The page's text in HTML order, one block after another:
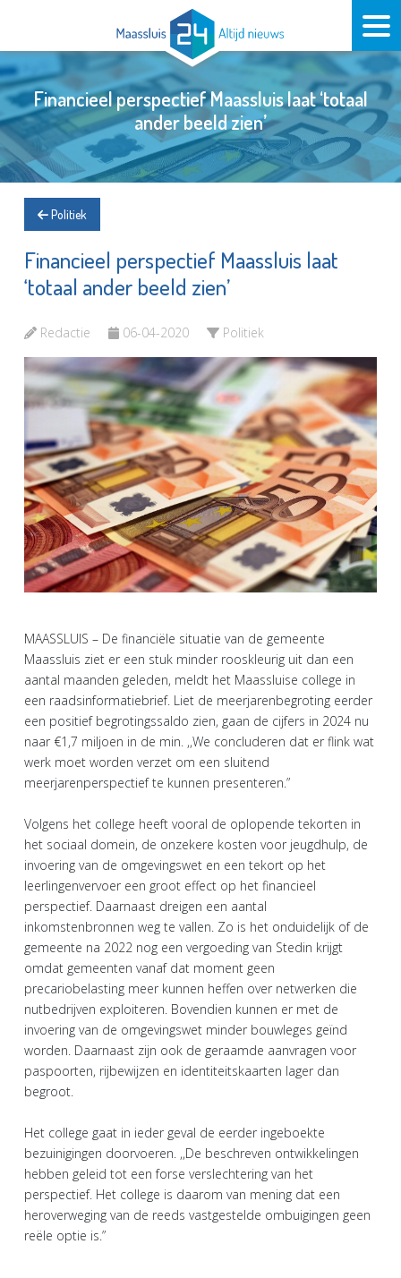
Financieel perspectief Maassluis laat ‘totaal
ander beeld zien’
Politiek
Financieel perspectief Maassluis laat
‘totaal ander beeld zien’
Redactie 06-04-2020 Politiek
MAASSLUIS – De financiële situatie van de gemeente
Maassluis ziet er een stuk minder rooskleurig uit dan een
aantal maanden geleden, meldt het Maassluise college in
een raadsinformatiebrief. Liet de meerjarenbegroting eerder
een positief begrotingssaldo zien, gaan de cijfers in 2024 nu
naar €1,7 miljoen in de min. ,,We concluderen dat er flink wat
werk moet worden verzet om een sluitend
meerjarenperspectief te kunnen presenteren.”
Volgens het college heeft vooral de oplopende tekorten in
het sociaal domein, de onzekere kosten voor jeugdhulp, de
invoering van de omgevingswet en een tekort op het
leerlingenvervoer een groot effect op het financieel
perspectief. Daarnaast dreigen een aantal
inkomstenbronnen weg te vallen. Zo is het onduidelijk of de
gemeente na 2022 nog een vergoeding van Stedin krijgt
omdat gemeenten vanaf dat moment geen
precariobelasting meer kunnen heffen over netwerken die
nutbedrijven exploiteren. Bovendien kunnen er met de
invoering van de omgevingswet minder bouwleges geïnd
worden. Daarnaast zijn ook de geraamde aanvragen voor
paspoorten, rijbewijzen en identiteitskaarten lager dan
begroot.
Het college gaat in ieder geval de eerder ingeboekte
bezuinigingen doorvoeren. ,,De beschreven ontwikkelingen
hebben geleid tot een forse verslechtering van het
perspectief. Het college is daarom van mening dat een
heroverweging van de reeds vastgestelde ombuigingen geen
reële optie is.”